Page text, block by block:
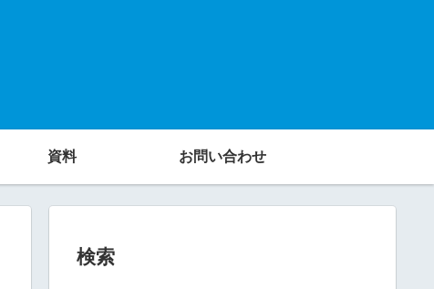
資料 お問い合わせ
検索